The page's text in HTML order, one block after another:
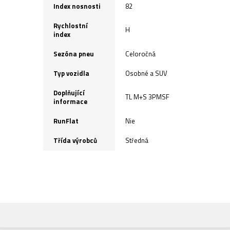
Index nosnosti
82
Rychlostní
index
H
Sezóna pneu
Celoročná
Typ vozidla
Osobné a SUV
Doplňující
informace
TL M+S 3PMSF
RunFlat
Nie
Třída výrobců
Středná